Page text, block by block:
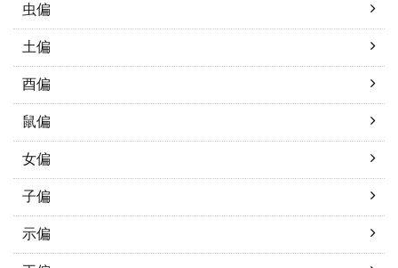
虫偏
土偏
酉偏
鼠偏
女偏
子偏
示偏